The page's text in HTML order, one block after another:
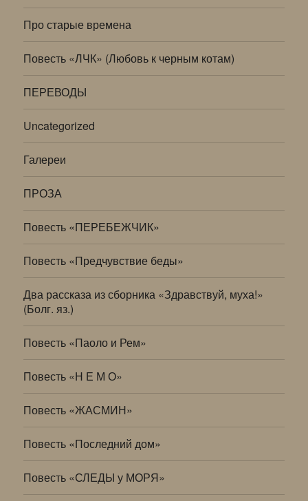
Про старые времена
Повесть «ЛЧК» (Любовь к черным котам)
ПЕРЕВОДЫ
Uncategorized
Галереи
ПРОЗА
Повесть «ПЕРЕБЕЖЧИК»
Повесть «Предчувствие беды»
Два рассказа из сборника «Здравствуй, муха!»
(Болг. яз.)
Повесть «Паоло и Рем»
Повесть «Н Е М О»
Повесть «ЖАСМИН»
Повесть «Последний дом»
Повесть «СЛЕДЫ у МОРЯ»